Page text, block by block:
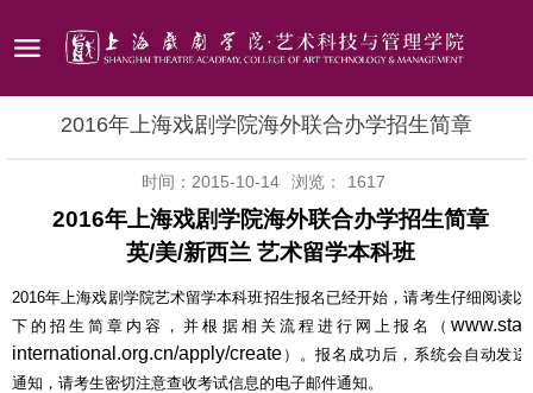
2016年上海戏剧学院海外联合办学招生简章
时间：2015-10-14 浏览： 1617
2016年上海戏剧学院海外联合办学招生简章
英/美/新西兰 艺术留学本科班
2016年上海戏剧学院艺术留学本科班招生报名已经开始，请考生仔细阅读以
下的招生简章内容，并根据相关流程进行网上报名（www.sta-
international.org.cn/apply/create ）。报名成功后，系统会自动发送
通知，请考生密切注意查收考试信息的电子邮件通知。